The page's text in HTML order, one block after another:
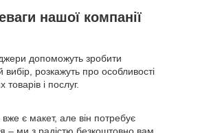
нашої компанії
допоможуть зробити
вибір, розкажуть про особливості
товарів і послуг.
є макет, але він потребує